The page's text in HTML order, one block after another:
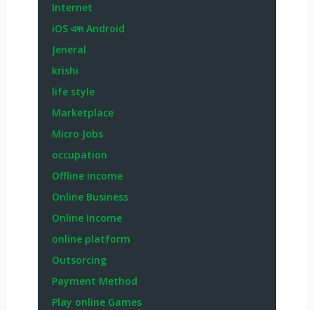
Internet
iOS এবং Android
Jeneral
krishi
life style
Marketplace
Micro Jobs
occupation
Offline income
Online Business
Online Income
online platform
Outsorcing
Payment Method
Play online Games